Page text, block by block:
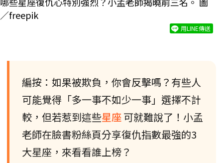
／freepik
用LINE傳送
編按：如果被欺負，你會反擊嗎？有些人
可能覺得「多一事不如少一事」選擇不計
較，但若惹到這些星座可就難說了！小孟
老師在臉書粉絲頁分享復仇指數最強的3
大星座，來看看誰上榜？